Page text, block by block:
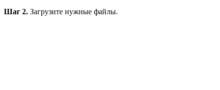
Шаг 2. Загрузите нужные файлы.